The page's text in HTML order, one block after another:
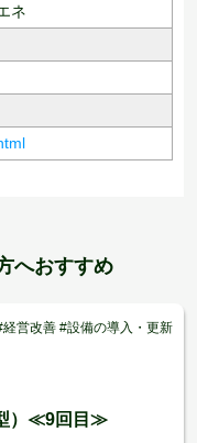
ネ
へおすすめ
経営改善 #設備の導入・更新
）≪9回目≫